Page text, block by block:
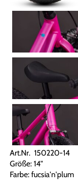
Art.Nr. 150220-14
Größe: 14"
Farbe: fucsia'n'plum